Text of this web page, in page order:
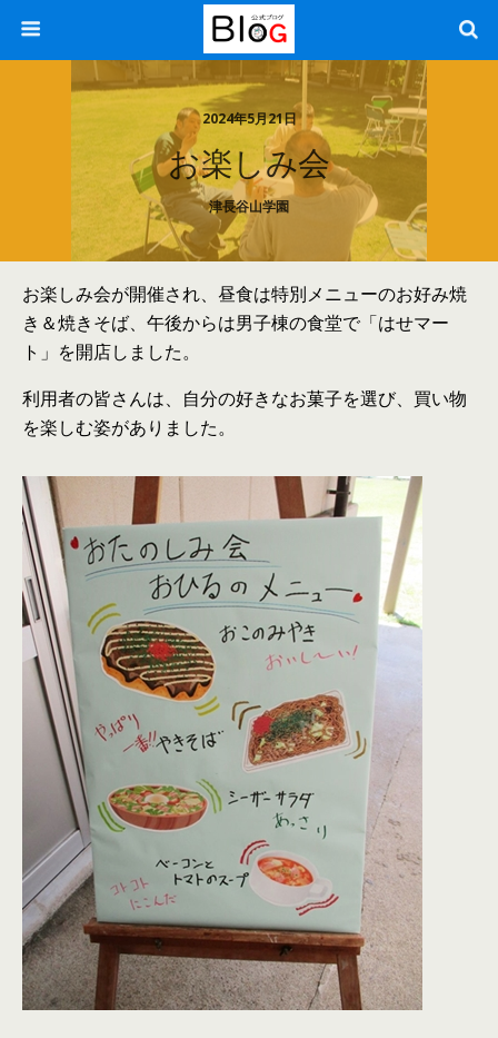
2024年5月21日
お楽しみ会
津長谷山学園
お楽しみ会が開催され、昼食は特別メニューのお好み焼
き＆焼きそば、午後からは男子棟の食堂で「はせマー
ト」を開店しました。
利用者の皆さんは、自分の好きなお菓子を選び、買い物
を楽しむ姿がありました。